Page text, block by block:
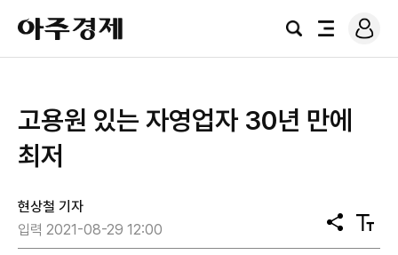
아
주
경
검
전
로
그
​고용원 있는 자영업자 30년 만에
최저
현상철 기자
입력 2021-08-29 12:00
공
유
텍
스